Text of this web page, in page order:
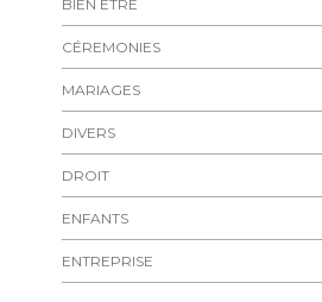
BIEN ÊTRE
CÉREMONIES
MARIAGES
DIVERS
DROIT
ENFANTS
ENTREPRISE